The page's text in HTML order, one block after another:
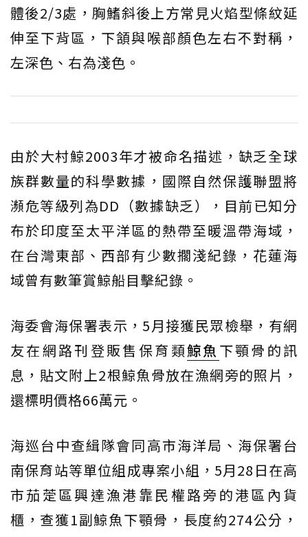
體後2/3處，胸鰭斜後上方常見火焰型條紋延
伸至下背區，下頷與喉部顏色左右不對稱，
左深色、右為淺色。
由於大村鯨2003年才被命名描述，缺乏全球
族群數量的科學數據，國際自然保護聯盟將
瀕危等級列為DD（數據缺乏），目前已知分
布於印度至太平洋區的熱帶至暖溫帶海域，
在台灣東部、西部有少數擱淺紀錄，花蓮海
域曾有數筆賞鯨船目擊紀錄。
海委會海保署表示，5月接獲民眾檢舉，有網
友在網路刊登販售保育類鯨魚 下顎骨的訊
息，貼文附上2根鯨魚骨放在漁網旁的照片，
還標明價格66萬元。
海巡台中查緝隊會同高市海洋局、海保署台
南保育站等單位組成專案小組，5月28日在高
市茄萣區興達漁港靠民權路旁的港區內貨
櫃，查獲1副鯨魚下顎骨，長度約274公分，